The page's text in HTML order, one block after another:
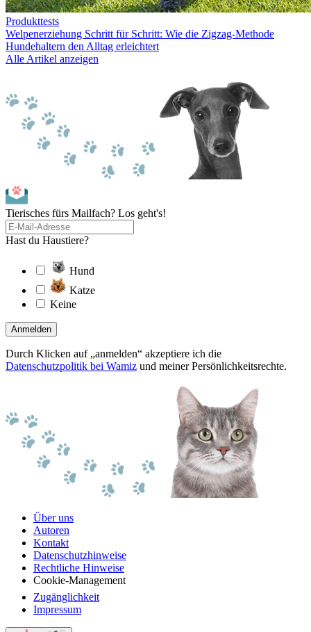
Produkttests
Welpenerziehung Schritt für Schritt: Wie die Zigzag-Methode
Hundehaltern den Alltag erleichtert
Alle Artikel anzeigen
Tierisches fürs Mailfach? Los geht's!
Hast du Haustiere?
Hund
Katze
Keine
Anmelden
Durch Klicken auf „anmelden“ akzeptiere ich die
Datenschutzpolitik bei Wamiz und meiner Persönlichkeitsrechte.
Über uns
Autoren
Kontakt
Datenschutzhinweise
Rechtliche Hinweise
Cookie-Management
Zugänglichkeit
Impressum